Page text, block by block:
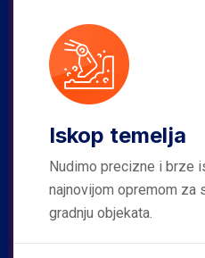
Iskop temelja
Nudimo precizne i brze
najnovijom opremom za
gradnju objekata.